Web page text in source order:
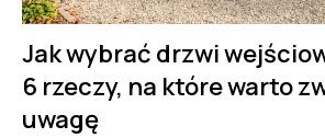
Jak wybrać drzwi
6 rzeczy, na które warto
uwagę